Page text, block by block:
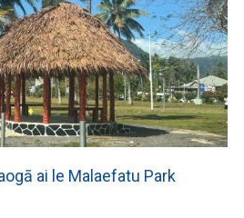
ai le Malaefatu Park